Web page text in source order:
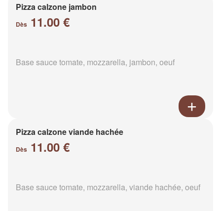
Pizza calzone jambon
Dès 11.00 €
Base sauce tomate, mozzarella, jambon, oeuf
Pizza calzone viande hachée
Dès 11.00 €
Base sauce tomate, mozzarella, viande hachée, oeuf